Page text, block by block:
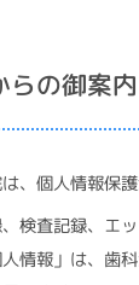
らの御案内
、個人情報保護
検査記録、エ
情報」は、歯